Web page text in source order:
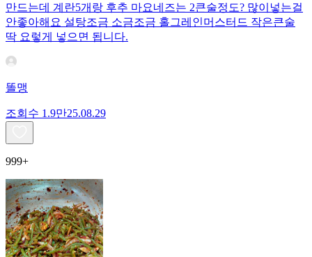
만드는데 계란5개랑 후추 마요네즈는 2큰술정도? 많이넣는걸
안좋아해요 설탕조금 소금조금 홀그레인머스터드 작은큰술
딱 요렇게 넣으면 됩니다.
똘맹
조회수 1.9만25.08.29
999+